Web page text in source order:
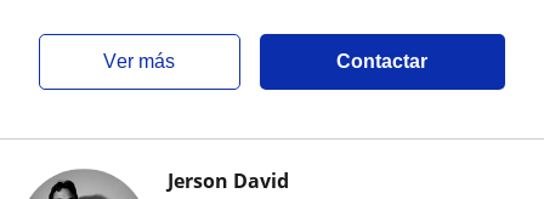
ver más Contactar
Jerson David